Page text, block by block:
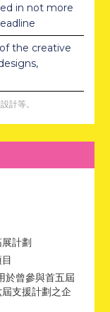
in not more
the creative
計等。
計劃
於曾參與首五屆
支援計劃之企